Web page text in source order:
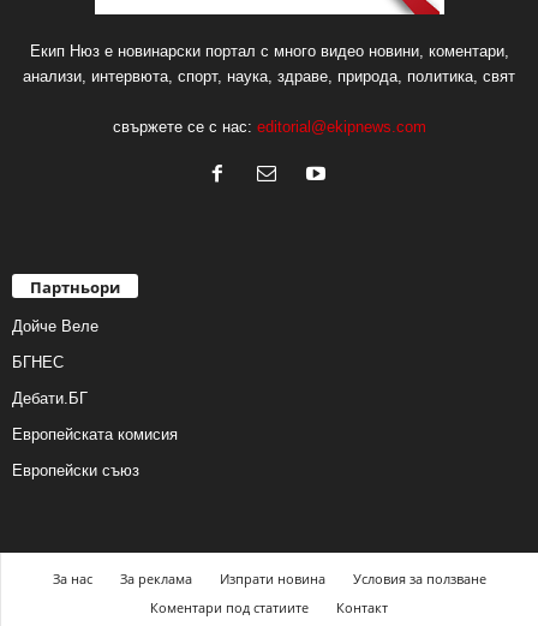
Екип Нюз е новинарски портал с много видео новини, коментари,
анализи, интервюта, спорт, наука, здраве, природа, политика, свят
свържете се с нас: editorial@ekipnews.com
Партньори
Дойче Веле
БГНЕС
Дебати.БГ
Европейската комисия
Европейски съюз
За нас За реклама Изпрати новина
Условия за ползване
Коментари под статиите
Контакт